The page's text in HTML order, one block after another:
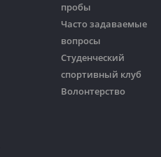
пробы
Часто задаваемые
вопросы
Студенческий
спортивный клуб
Волонтерство